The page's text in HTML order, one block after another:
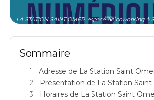
LA STATION SAINT OMER: espace de coworking à
Sommaire
Adresse de La Station Saint
Présentation de La Station Saint
Horaires de La Station Saint